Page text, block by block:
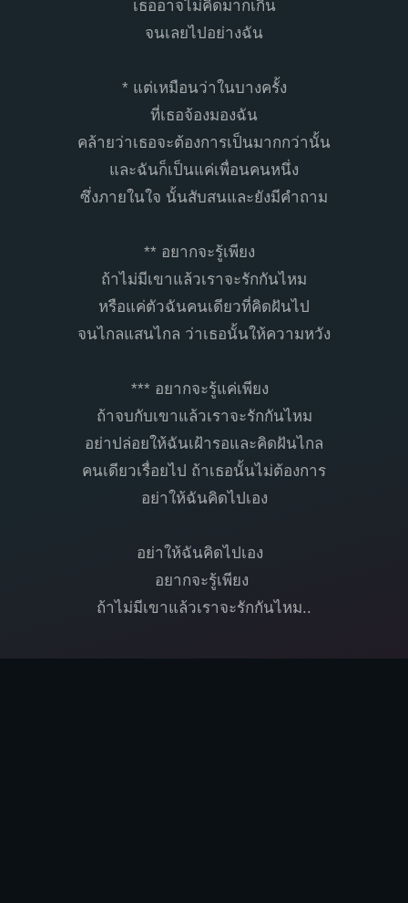
เธออาจไม่คิดมากเกิน
จนเลยไปอย่างฉัน
* แต่เหมือนว่าในบางครั้ง
ที่เธอจ้องมองฉัน
คล้ายว่าเธอจะต้องการเป็นมากกว่านั้น
และฉันก็เป็นแค่เพื่อนคนหนึ่ง
ซึ่งภายในใจ นั้นสับสนและยังมีคำถาม
** อยากจะรู้เพียง
ถ้าไม่มีเขาแล้วเราจะรักกันไหม
หรือแค่ตัวฉันคนเดียวที่คิดฝันไป
จนไกลแสนไกล ว่าเธอนั้นให้ความหวัง
*** อยากจะรู้แค่เพียง
ถ้าจบกับเขาแล้วเราจะรักกันไหม
อย่าปล่อยให้ฉันเฝ้ารอและคิดฝันไกล
คนเดียวเรื่อยไป ถ้าเธอนั้นไม่ต้องการ
อย่าให้ฉันคิดไปเอง
อย่าให้ฉันคิดไปเอง
อยากจะรู้เพียง
ถ้าไม่มีเขาแล้วเราจะรักกันไหม..